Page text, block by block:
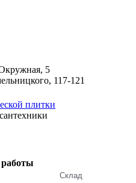
5
117-121
Склад